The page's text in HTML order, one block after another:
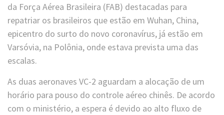
da Força Aérea Brasileira (FAB) destacadas para
repatriar os brasileiros que estão em Wuhan, China,
epicentro do surto do novo coronavírus, já estão em
Varsóvia, na Polônia, onde estava prevista uma das
escalas.
As duas aeronaves VC-2 aguardam a alocação de um
horário para pouso do controle aéreo chinês. De acordo
com o ministério, a espera é devido ao alto fluxo de